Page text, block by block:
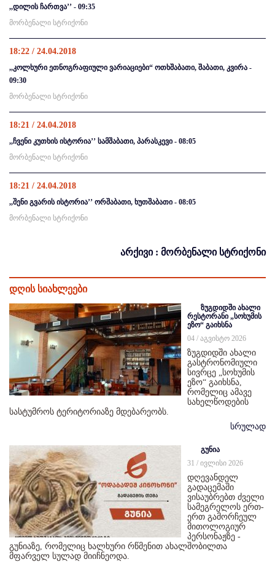
,,დილის ჩართვა’’ - 09:35
მორბენალი სტრიქონი
18:22 / 24.04.2018
,,კოლხური ეთნოგრაფიული ვარიაციები“ ოთხშაბათი, შაბათი, კვირა -
09:30
მორბენალი სტრიქონი
18:21 / 24.04.2018
,,ჩვენი კუთხის ისტორია’’ სამშაბათი, პარასკევი - 08:05
მორბენალი სტრიქონი
18:21 / 24.04.2018
,,შენი გვარის ისტორია’’ ორშაბათი, ხუთშაბათი - 08:05
მორბენალი სტრიქონი
არქივი : მორბენალი სტრიქონი
დღის სიახლეები
ზუგდიდში ახალი
რესტორანი „სოხუმის
ეზო“ გაიხსნა
04 / აგვისტო 2026
ზუგდიდში ახალი
გასტრონომიული
სივრცე „სოხუმის
ეზო“ გაიხსნა,
რომელიც ამავე
სახელწოდების
სასტუმროს ტერიტორიაზე მდებარეობს.
სრულად
გუნია
31 / ივლისი 2026
დღევანდელ
გადაცემაში
ვისაუბრებთ ძველი
სამეგრელოს ერთ-
ერთ გამორჩეულ
მითოლოგიურ
პერსონაჟზე -
გუნიაზე, რომელიც ხალხური რწმენით ახალშობილთა
მფარველ სულად მიიჩნეოდა.